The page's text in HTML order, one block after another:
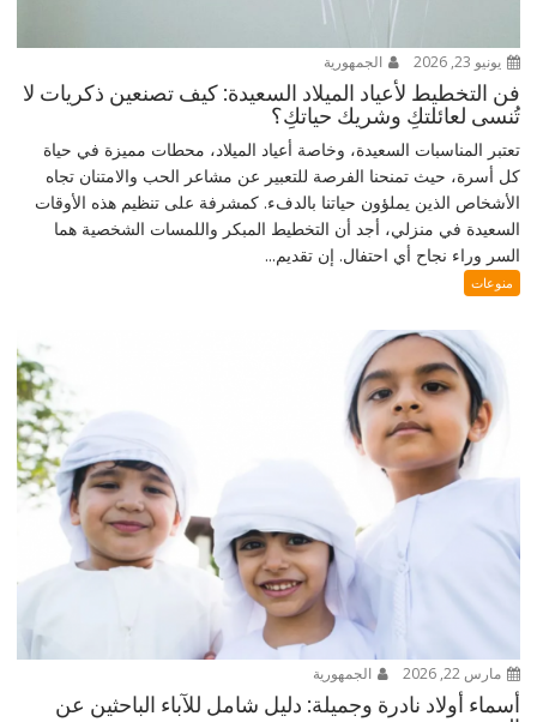
يونيو 23, 2026 الجمهورية
فن التخطيط لأعياد الميلاد السعيدة: كيف تصنعين ذكريات لا
تُنسى لعائلتكِ وشريك حياتكِ؟
تعتبر المناسبات السعيدة، وخاصة أعياد الميلاد، محطات مميزة في حياة
كل أسرة، حيث تمنحنا الفرصة للتعبير عن مشاعر الحب والامتنان تجاه
الأشخاص الذين يملؤون حياتنا بالدفء. كمشرفة على تنظيم هذه الأوقات
السعيدة في منزلي، أجد أن التخطيط المبكر واللمسات الشخصية هما
السر وراء نجاح أي احتفال. إن تقديم...
منوعات
مارس 22, 2026 الجمهورية
أسماء أولاد نادرة وجميلة: دليل شامل للآباء الباحثين عن